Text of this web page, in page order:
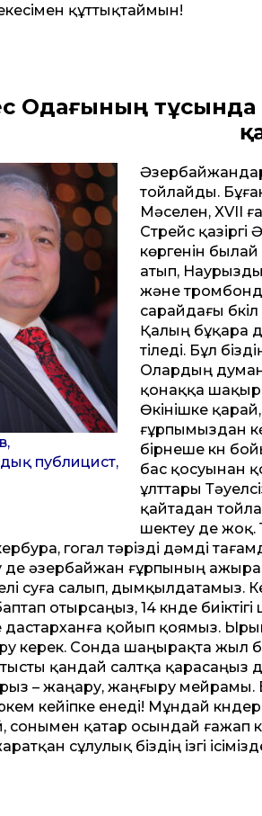
құттықтаймын!
Одағының
публицист,
Әзербайжандар
тойлайды.
Мәселен, XVII
Стрейс
көргенін
атып,
және
сарайдағы
Қалың бұқара
тіледі. Бұл
Олардың
қонаққа
Өкінішке
ғұрпымыздан
бірнеше күн
бас қосуынан
ұлттары
қайтадан
шектеу де жоқ.
гогал тәрізді дәмді
де әзербайжан ғұрпының
суға салып, дымқылдатамыз.
баптап отырсаңыз, 14 күнде
дастарханға қойып қоямыз.
керек. Сонда шаңырақта
қандай салтқа қарасаңыз
– жаңару, жаңғыру мейрамы.
кейіпке енеді! Мұндай
сонымен қатар осындай ғажап
сұлулық біздің ізгі